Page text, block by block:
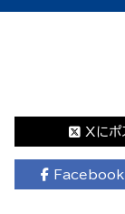
Xにポ
Facebook